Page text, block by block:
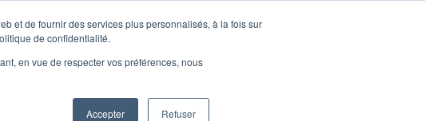
et de fournir des services plus personnalisés, à la fois sur
de confidentialité.
en vue de respecter vos préférences, nous
Accepter Refuser
FAQ